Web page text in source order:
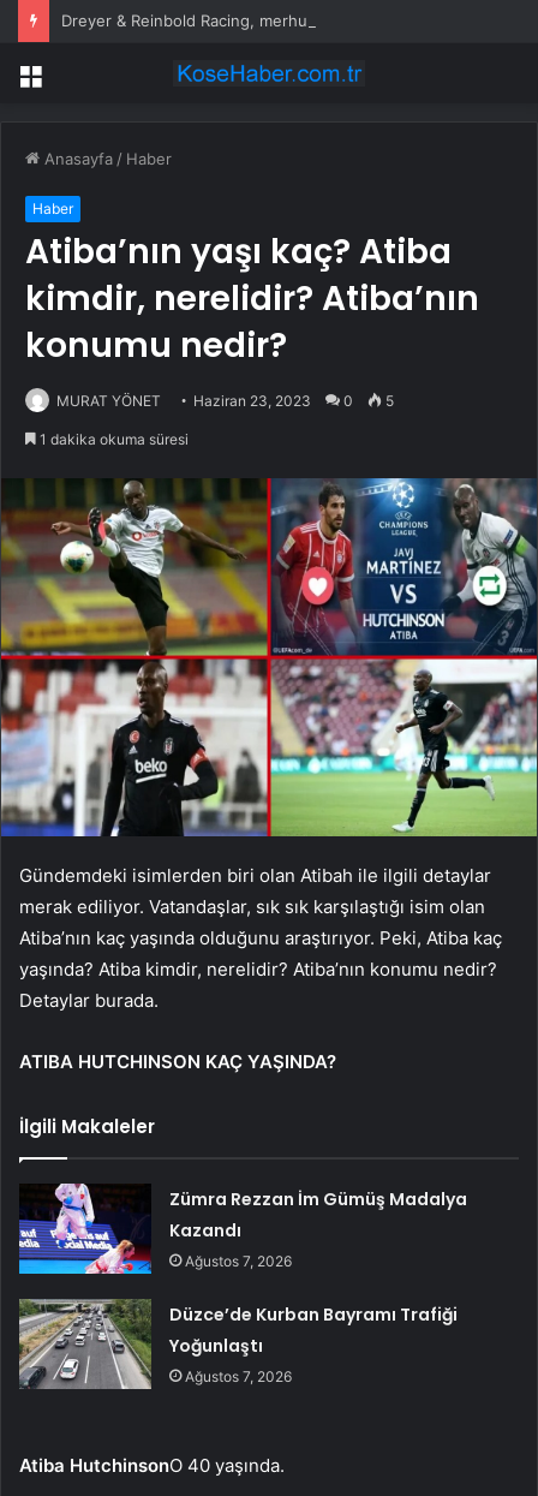
Menü
Anasayfa / Haber
Haber
Atiba’nın yaşı kaç? Atiba
kimdir, nerelidir? Atiba’nın
konumu nedir?
MURAT YÖNET Haziran 23, 2023 0 5
1 dakika okuma süresi
Gündemdeki isimlerden biri olan Atibah ile ilgili detaylar
merak ediliyor. Vatandaşlar, sık sık karşılaştığı isim olan
Atiba’nın kaç yaşında olduğunu araştırıyor. Peki, Atiba kaç
yaşında? Atiba kimdir, nerelidir? Atiba’nın konumu nedir?
Detaylar burada.
ATIBA HUTCHINSON KAÇ YAŞINDA?
İlgili Makaleler
Zümra Rezzan İm Gümüş Madalya
Kazandı
Ağustos 7, 2026
Düzce’de Kurban Bayramı Trafiği
Yoğunlaştı
Ağustos 7, 2026
Atiba HutchinsonO 40 yaşında.